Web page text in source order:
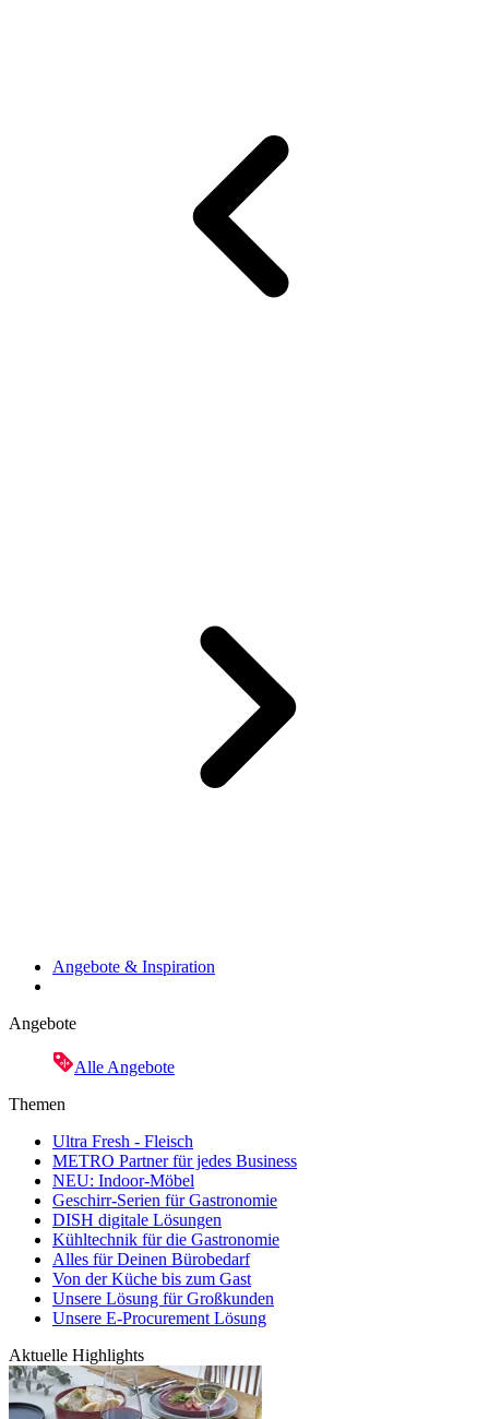
Angebote & Inspiration
Angebote
Alle Angebote
Themen
Ultra Fresh - Fleisch
METRO Partner für jedes Business
NEU: Indoor-Möbel
Geschirr-Serien für Gastronomie
DISH digitale Lösungen
Kühltechnik für die Gastronomie
Alles für Deinen Bürobedarf
Von der Küche bis zum Gast
Unsere Lösung für Großkunden
Unsere E-Procurement Lösung
Aktuelle Highlights